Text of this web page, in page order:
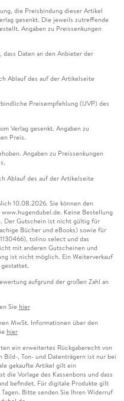
die Preisbindung dieser Artikel
gesenkt. Die jeweils zutreffende
Angaben zu Preissenkungen
Daten an den Anbieter der
Ablauf des auf der Artikelseite
Preisempfehlung (UVP) des
Verlag gesenkt. Angaben zu
Preis.
Angaben zu Preissenkungen
Ablauf des auf der Artikelseite
10.08.2026. Sie können den
Keine Bestellung
Der Gutschein ist nicht gültig für
Bücher und eBooks) sowie für
tolino select und das
mit anderen Gutscheinen und
ist nicht möglich. Ein Weiterverkauf
aufgrund der großen Zahl an
Sie hier
MwSt. Informationen über den
hier
ein erweitertes Rückgaberecht von
Bild-, Ton- und Datenträgern ist nur bei
gekaufte Artikel gilt ein
die Vorlage des Kassenbons und dass
befindet. Für digitale Produkte gilt
Bitte senden Sie Ihren Widerruf